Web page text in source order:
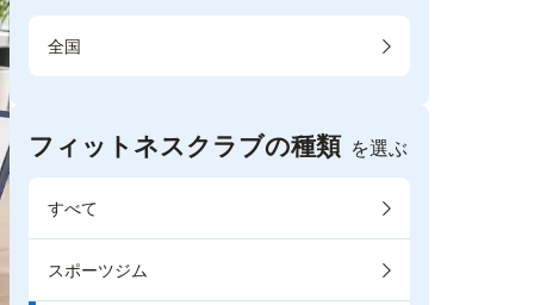
全国
フィットネスクラブの種類 を選ぶ
すべて
スポーツジム